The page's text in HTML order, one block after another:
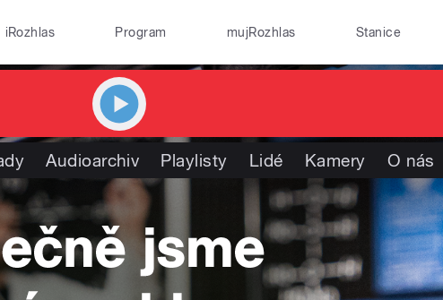
iRozhlas Program mujRozhlas Stanice
Audioarchiv Playlisty Lidé Kamery O nás